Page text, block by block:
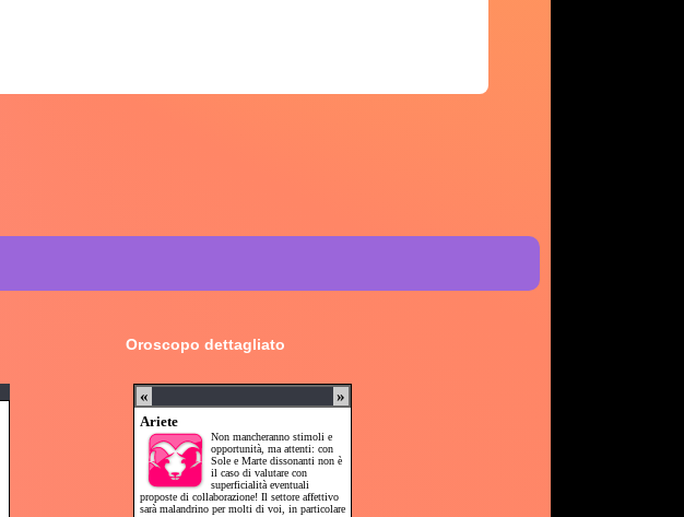
Oroscopo dettagliato